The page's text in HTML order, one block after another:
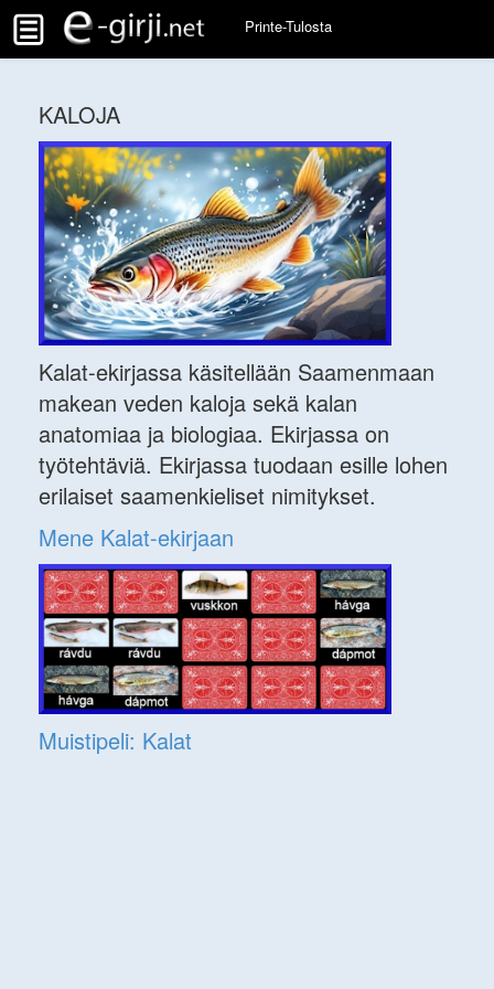
Printe-Tulosta
KALOJA
Kalat-ekirjassa käsitellään Saamenmaan
makean veden kaloja sekä kalan
anatomiaa ja biologiaa. Ekirjassa on
työtehtäviä. Ekirjassa tuodaan esille lohen
erilaiset saamenkieliset nimitykset.
Mene Kalat-ekirjaan
Muistipeli: Kalat